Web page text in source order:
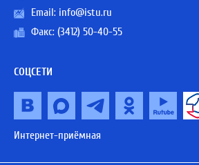
Email: info@istu.ru
Факс: (3412) 50-40-55
СОЦСЕТИ
Интернет-приёмная